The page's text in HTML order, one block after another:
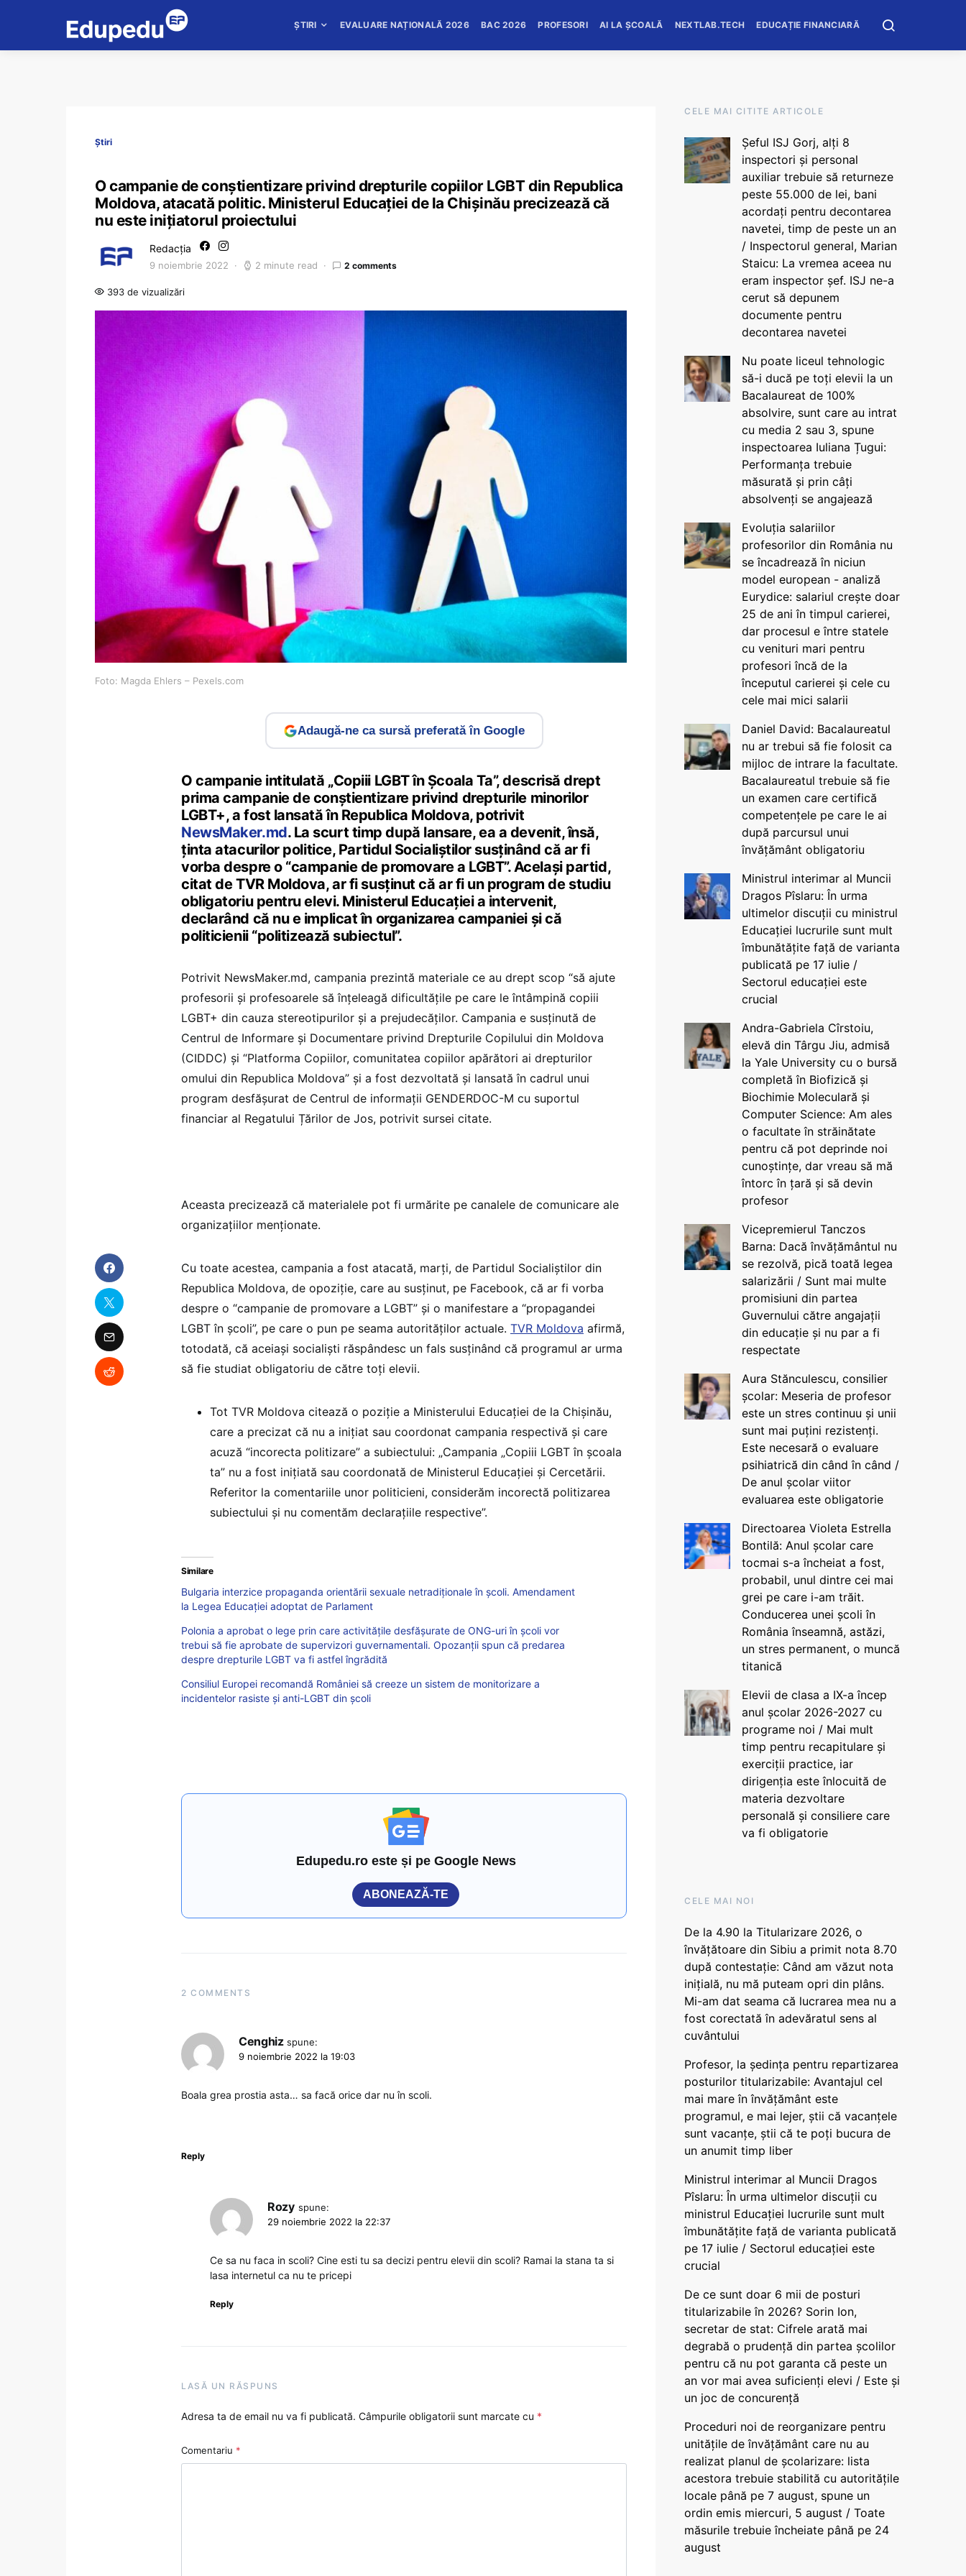
ȘTIRI EVALUARE NAȚIONALĂ 2026 BAC 2026 PROFESORI AI LA ȘCOALĂ NEXTLAB.TECH EDUCAȚIE FINANCIARĂ
Știri
O campanie de conștientizare privind drepturile copiilor LGBT din Republica
Moldova, atacată politic. Ministerul Educației de la Chișinău precizează că
nu este inițiatorul proiectului
Redacția
9 noiembrie 2022 2 minute read 2 comments
393 de vizualizări
Foto: Magda Ehlers – Pexels.com
Adaugă-ne ca sursă preferată în Google
O campanie intitulată „Copiii LGBT în Școala Ta”, descrisă drept
prima campanie de conștientizare privind drepturile minorilor
LGBT+, a fost lansată în Republica Moldova, potrivit
NewsMaker.md. La scurt timp după lansare, ea a devenit, însă,
ținta atacurilor politice, Partidul Socialiștilor susținând că ar fi
vorba despre o “campanie de promovare a LGBT”. Același partid,
citat de TVR Moldova, ar fi susținut că ar fi un program de studiu
obligatoriu pentru elevi. Ministerul Educației a intervenit,
declarând că nu e implicat în organizarea campaniei și că
politicienii “politizează subiectul”.
Potrivit NewsMaker.md, campania prezintă materiale ce au drept scop “să ajute
profesorii și profesoarele să înțeleagă dificultățile pe care le întâmpină copiii
LGBT+ din cauza stereotipurilor și a prejudecăților. Campania e susținută de
Centrul de Informare și Documentare privind Drepturile Copilului din Moldova
(CIDDC) și “Platforma Copiilor, comunitatea copiilor apărători ai drepturilor
omului din Republica Moldova” și a fost dezvoltată și lansată în cadrul unui
program desfășurat de Centrul de informații GENDERDOC-M cu suportul
financiar al Regatului Țărilor de Jos, potrivit sursei citate.
Aceasta precizează că materialele pot fi urmărite pe canalele de comunicare ale
organizațiilor menționate.
Cu toate acestea, campania a fost atacată, marți, de Partidul Socialiștilor din
Republica Moldova, de opoziție, care au susținut, pe Facebook, că ar fi vorba
despre o “campanie de promovare a LGBT” și o manifestare a “propagandei
LGBT în școli”, pe care o pun pe seama autorităților actuale. TVR Moldova afirmă,
totodată, că aceiași socialiști răspândesc un fals susținând că programul ar urma
să fie studiat obligatoriu de către toți elevii.
Tot TVR Moldova citează o poziție a Ministerului Educației de la Chișinău,
care a precizat că nu a inițiat sau coordonat campania respectivă și care
acuză “incorecta politizare” a subiectului: „Campania „Copiii LGBT în şcoala
ta” nu a fost iniţiată sau coordonată de Ministerul Educaţiei şi Cercetării.
Referitor la comentariile unor politicieni, considerăm incorectă politizarea
subiectului şi nu comentăm declaraţiile respective”.
Similare
Bulgaria interzice propaganda orientării sexuale netradiţionale în şcoli. Amendament
la Legea Educației adoptat de Parlament
Polonia a aprobat o lege prin care activitățile desfășurate de ONG-uri în școli vor
trebui să fie aprobate de supervizori guvernamentali. Opozanții spun că predarea
despre drepturile LGBT va fi astfel îngrădită
Consiliul Europei recomandă României să creeze un sistem de monitorizare a
incidentelor rasiste şi anti-LGBT din şcoli
Edupedu.ro este și pe Google News
ABONEAZĂ-TE
2 COMMENTS
Cenghiz spune:
9 noiembrie 2022 la 19:03
Boala grea prostia asta… sa facă orice dar nu în scoli.
Reply
Rozy spune:
29 noiembrie 2022 la 22:37
Ce sa nu faca in scoli? Cine esti tu sa decizi pentru elevii din scoli? Ramai la stana ta si
lasa internetul ca nu te pricepi
Reply
LASĂ UN RĂSPUNS
Adresa ta de email nu va fi publicată. Câmpurile obligatorii sunt marcate cu *
Comentariu *
CELE MAI CITITE ARTICOLE
Șeful ISJ Gorj, alți 8
inspectori și personal
auxiliar trebuie să returneze
peste 55.000 de lei, bani
acordați pentru decontarea
navetei, timp de peste un an
/ Inspectorul general, Marian
Staicu: La vremea aceea nu
eram inspector șef. ISJ ne-a
cerut să depunem
documente pentru
decontarea navetei
Nu poate liceul tehnologic
să-i ducă pe toți elevii la un
Bacalaureat de 100%
absolvire, sunt care au intrat
cu media 2 sau 3, spune
inspectoarea Iuliana Țugui:
Performanța trebuie
măsurată și prin câți
absolvenți se angajează
Evoluția salariilor
profesorilor din România nu
se încadrează în niciun
model european - analiză
Eurydice: salariul crește doar
25 de ani în timpul carierei,
dar procesul e între statele
cu venituri mari pentru
profesori încă de la
începutul carierei și cele cu
cele mai mici salarii
Daniel David: Bacalaureatul
nu ar trebui să fie folosit ca
mijloc de intrare la facultate.
Bacalaureatul trebuie să fie
un examen care certifică
competențele pe care le ai
după parcursul unui
învățământ obligatoriu
Ministrul interimar al Muncii
Dragos Pîslaru: În urma
ultimelor discuții cu ministrul
Educației lucrurile sunt mult
îmbunătățite față de varianta
publicată pe 17 iulie /
Sectorul educației este
crucial
Andra-Gabriela Cîrstoiu,
elevă din Târgu Jiu, admisă
la Yale University cu o bursă
completă în Biofizică și
Biochimie Moleculară și
Computer Science: Am ales
o facultate în străinătate
pentru că pot deprinde noi
cunoștințe, dar vreau să mă
întorc în țară și să devin
profesor
Vicepremierul Tanczos
Barna: Dacă învățământul nu
se rezolvă, pică toată legea
salarizării / Sunt mai multe
promisiuni din partea
Guvernului către angajații
din educație și nu par a fi
respectate
Aura Stănculescu, consilier
școlar: Meseria de profesor
este un stres continuu și unii
sunt mai puțini rezistenți.
Este necesară o evaluare
psihiatrică din când în când /
De anul școlar viitor
evaluarea este obligatorie
Directoarea Violeta Estrella
Bontilă: Anul școlar care
tocmai s-a încheiat a fost,
probabil, unul dintre cei mai
grei pe care i-am trăit.
Conducerea unei școli în
România înseamnă, astăzi,
un stres permanent, o muncă
titanică
Elevii de clasa a IX-a încep
anul școlar 2026-2027 cu
programe noi / Mai mult
timp pentru recapitulare și
exerciții practice, iar
dirigenția este înlocuită de
materia dezvoltare
personală și consiliere care
va fi obligatorie
CELE MAI NOI
De la 4.90 la Titularizare 2026, o
învățătoare din Sibiu a primit nota 8.70
după contestație: Când am văzut nota
inițială, nu mă puteam opri din plâns.
Mi-am dat seama că lucrarea mea nu a
fost corectată în adevăratul sens al
cuvântului
Profesor, la ședința pentru repartizarea
posturilor titularizabile: Avantajul cel
mai mare în învățământ este
programul, e mai lejer, știi că vacanțele
sunt vacanţe, știi că te poți bucura de
un anumit timp liber
Ministrul interimar al Muncii Dragos
Pîslaru: În urma ultimelor discuții cu
ministrul Educației lucrurile sunt mult
îmbunătățite față de varianta publicată
pe 17 iulie / Sectorul educației este
crucial
De ce sunt doar 6 mii de posturi
titularizabile în 2026? Sorin Ion,
secretar de stat: Cifrele arată mai
degrabă o prudență din partea școlilor
pentru că nu pot garanta că peste un
an vor mai avea suficienți elevi / Este și
un joc de concurență
Proceduri noi de reorganizare pentru
unitățile de învățământ care nu au
realizat planul de școlarizare: lista
acestora trebuie stabilită cu autoritățile
locale până pe 7 august, spune un
ordin emis miercuri, 5 august / Toate
măsurile trebuie încheiate până pe 24
august